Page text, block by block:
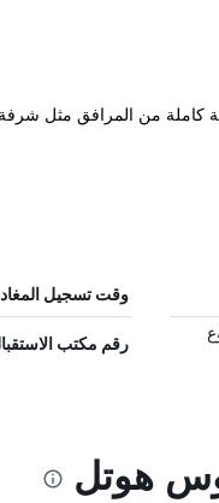
مجموعة كاملة من
وقت تسجيل
رقم مكتب
هوتل